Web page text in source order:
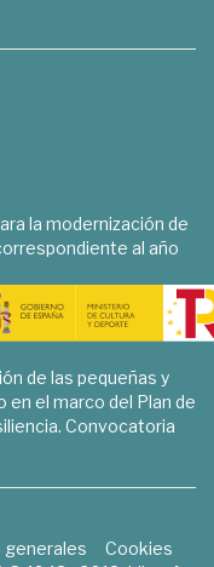
la modernización de
al año
de las pequeñas y
el marco del Plan de
Convocatoria
generales
Cookies